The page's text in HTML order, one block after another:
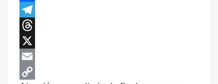
h
a
s
A
F
a
c
e
b
T
e
e
T
h
r
X
E